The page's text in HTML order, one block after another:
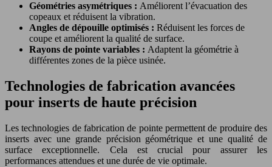
Géométries asymétriques : Améliorent l’évacuation des
copeaux et réduisent la vibration.
Angles de dépouille optimisés : Réduisent les forces de
coupe et améliorent la qualité de surface.
Rayons de pointe variables : Adaptent la géométrie à
différentes zones de la pièce usinée.
Technologies de fabrication avancées
pour inserts de haute précision
Les technologies de fabrication de pointe permettent de produire des
inserts avec une grande précision géométrique et une qualité de
surface exceptionnelle. Cela est crucial pour assurer les
performances attendues et une durée de vie optimale.